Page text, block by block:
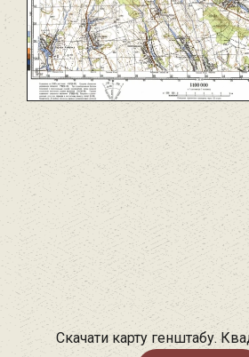
Скачати карту генштабу.